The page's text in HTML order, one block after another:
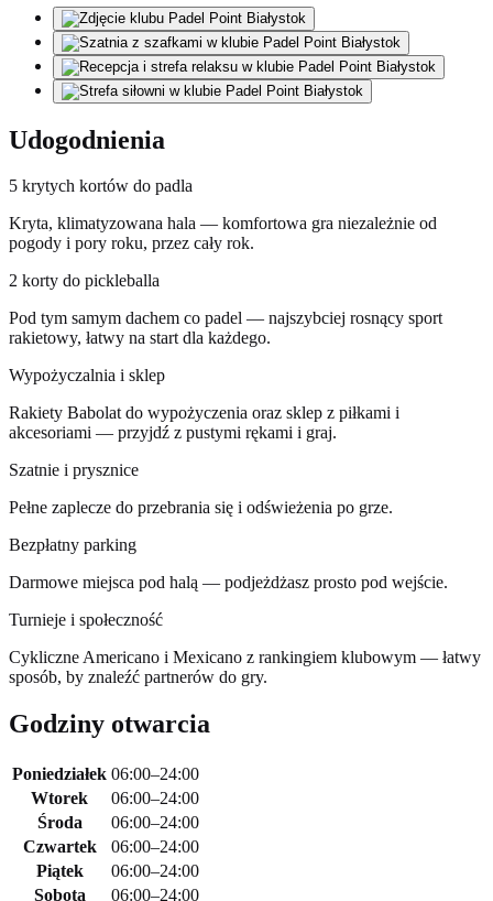
Udogodnienia
5 krytych kortów do padla
Kryta, klimatyzowana hala — komfortowa gra niezależnie od
pogody i pory roku, przez cały rok.
2 korty do pickleballa
Pod tym samym dachem co padel — najszybciej rosnący sport
rakietowy, łatwy na start dla każdego.
Wypożyczalnia i sklep
Rakiety Babolat do wypożyczenia oraz sklep z piłkami i
akcesoriami — przyjdź z pustymi rękami i graj.
Szatnie i prysznice
Pełne zaplecze do przebrania się i odświeżenia po grze.
Bezpłatny parking
Darmowe miejsca pod halą — podjeżdżasz prosto pod wejście.
Turnieje i społeczność
Cykliczne Americano i Mexicano z rankingiem klubowym — łatwy
sposób, by znaleźć partnerów do gry.
Godziny otwarcia
Poniedziałek 06:00–24:00
Wtorek
06:00–24:00
Środa
06:00–24:00
Czwartek
06:00–24:00
Piątek
06:00–24:00
Sobota
06:00–24:00